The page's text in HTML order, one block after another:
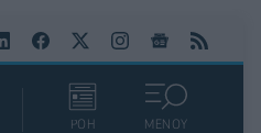
ΡΟΗ ΜΕΝΟΥ